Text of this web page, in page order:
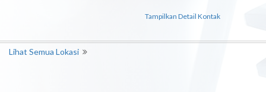
Tampilkan Detail Kontak
Lihat Semua Lokasi